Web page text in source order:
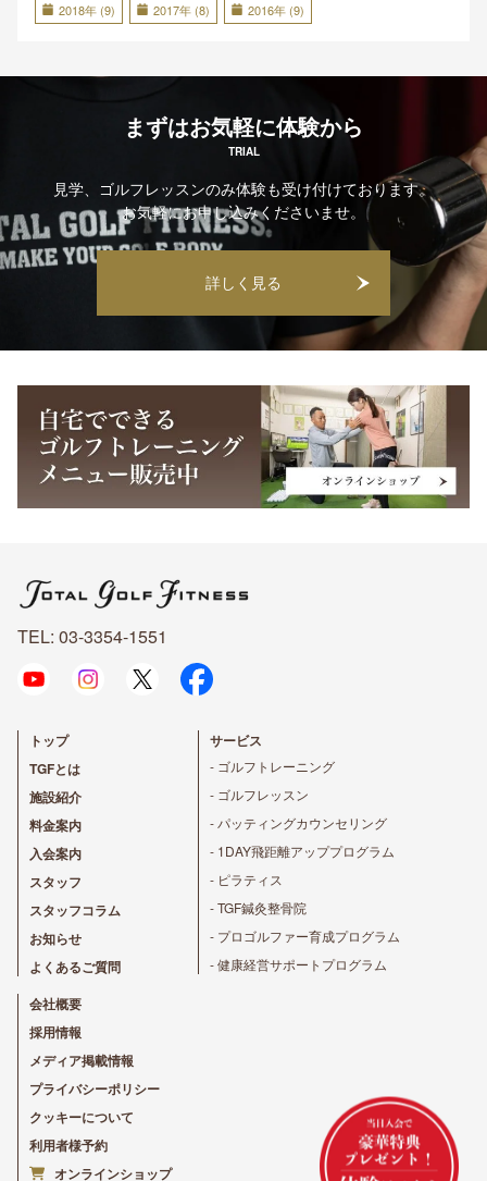
2018年 (9) 2017年 (8) 2016年 (9)
まずはお気軽に体験から
TRIAL
見学、ゴルフレッスンのみ体験も受け付けております。
お気軽にお申し込みくださいませ。
詳しく見る
TEL: 03-3354-1551
トップ
TGFとは
施設紹介
料金案内
入会案内
スタッフ
スタッフコラム
お知らせ
よくあるご質問
サービス
- ゴルフトレーニング
- ゴルフレッスン
- パッティングカウンセリング
- 1DAY飛距離アッププログラム
- ピラティス
- TGF鍼灸整骨院
- プロゴルファー育成プログラム
- 健康経営サポートプログラム
会社概要
採用情報
メディア掲載情報
プライバシーポリシー
クッキーについて
利用者様予約
オンラインショップ